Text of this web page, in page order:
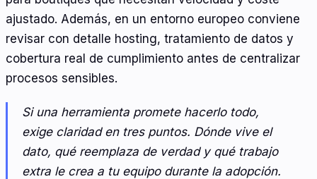
ajustado. Además, en un entorno europeo conviene
revisar con detalle hosting, tratamiento de datos y
cobertura real de cumplimiento antes de centralizar
procesos sensibles.
Si una herramienta promete hacerlo todo,
exige claridad en tres puntos. Dónde vive el
dato, qué reemplaza de verdad y qué trabajo
extra le crea a tu equipo durante la adopción.